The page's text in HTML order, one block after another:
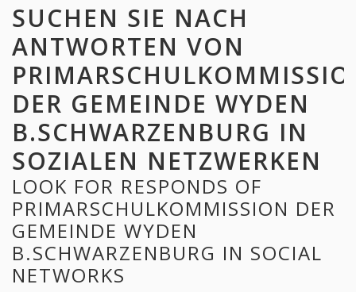
SUCHEN SIE NACH
ANTWORTEN VON
DER GEMEINDE WYDEN
B.SCHWARZENBURG IN
SOZIALEN NETZWERKEN
LOOK FOR RESPONDS OF
PRIMARSCHULKOMMISSION DER
GEMEINDE WYDEN
B.SCHWARZENBURG IN SOCIAL
NETWORKS